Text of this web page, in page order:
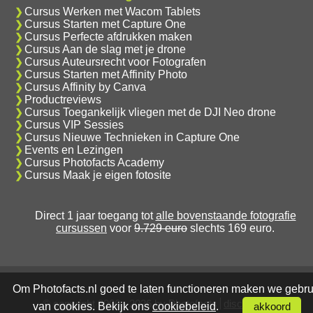
Cursus Werken met Wacom Tablets
Cursus Starten met Capture One
Cursus Perfecte afdrukken maken
Cursus Aan de slag met je drone
Cursus Auteursrecht voor Fotografen
Cursus Starten met Affinity Photo
Cursus Affinity by Canva
Productreviews
Cursus Toegankelijk vliegen met de DJI Neo drone
Cursus VIP Sessies
Cursus Nieuwe Technieken in Capture One
Events en Lezingen
Cursus Photofacts Academy
Cursus Maak je eigen fotosite
Direct 1 jaar toegang totalle bovenstaande fotografie
cursussen voor 9.729 euro slechts 169 euro.
© copyright 2006 - 2026 by Photofacts disclaimer
Om Photofacts.nl goed te laten functioneren maken we
van cookies. Bekijk ons cookiebeleid. akkoord